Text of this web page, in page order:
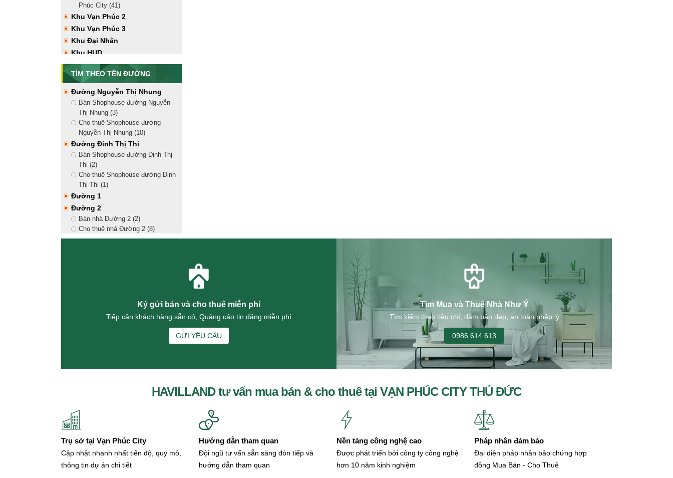
Bán nhà hướng Đông Nam Vạn
Phúc City (5)
Cho thuê nhà hướng Đông Nam
Vạn Phúc City (12)
Tây Bắc
Bán nhà hướng Tây Bắc Vạn
Phúc City (7)
Cho thuê nhà hướng Tây Bắc Vạn
Phúc City (17)
Tây Nam
Bán nhà hướng Tây Nam Vạn
Phúc City (9)
Cho thuê nhà hướng Tây Nam
Vạn Phúc City (17)
Phúc City (41)
Khu Vạn Phúc 2
Khu Vạn Phúc 3
Khu Đại Nhân
Khu HUD
TÌM THEO TÊN ĐƯỜNG
Đường Nguyễn Thị Nhung
Bán Shophouse đường Nguyễn
Thị Nhung (3)
Cho thuê Shophouse đường
Nguyễn Thị Nhung (10)
Đường Đinh Thị Thi
Bán Shophouse đường Đinh Thị
Thi (2)
Cho thuê Shophouse đường Đinh
Thị Thi (1)
Đường 1
Đường 2
Bán nhà Đường 2 (2)
Cho thuê nhà Đường 2 (8)
Đường 3
Bán nhà Đường 7 (4)
Đường 11
Đường 12
Đường 13
Đường 14
Đường 15
Ký gửi bán và cho thuê miễn phí
Tiếp cận khách hàng sẵn có, Quảng cáo tin đăng miễn phí
GỬI YÊU CẦU
Tìm Mua và Thuê Nhà Như Ý
Tìm kiếm theo tiêu chí, đảm bảo đẹp, an toàn pháp lý
0986.614.613
HAVILLAND tư vấn mua bán & cho thuê tại VẠN PHÚC CITY THỦ ĐỨC
Trụ sở tại Vạn Phúc City
Cập nhật nhanh nhất tiến độ, quy mô,
thông tin dự án chi tiết
Hướng dẫn tham quan
Đội ngũ tư vấn sẵn sàng đón tiếp và
hướng dẫn tham quan
Nền tảng công nghệ cao
Được phát triển bởi công ty công nghệ
hơn 10 năm kinh nghiệm
Pháp nhân đảm bảo
Đại diện pháp nhân bảo chứng hợp
đồng Mua Bán - Cho Thuê